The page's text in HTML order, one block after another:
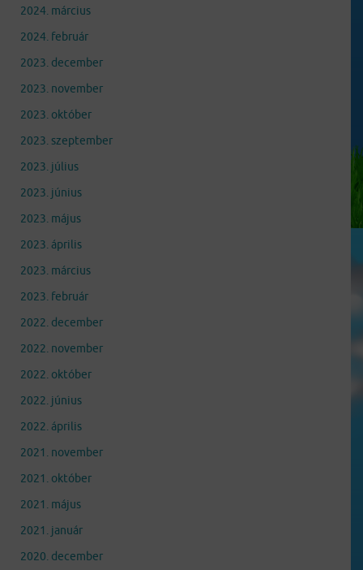
2024. március
2024. február
2023. december
2023. november
2023. október
2023. szeptember
2023. július
2023. június
2023. május
2023. április
2023. március
2023. február
2022. december
2022. november
2022. október
2022. június
2022. április
2021. november
2021. október
2021. május
2021. január
2020. december